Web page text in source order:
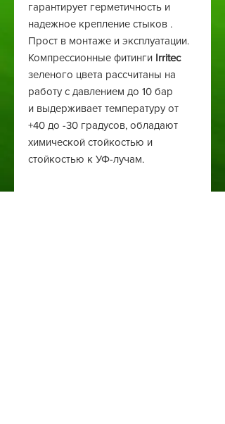
гарантирует герметичность и
надежное крепление стыков .
Прост в монтаже и эксплуатации.
Компрессионные фитинги Irritec
зеленого цвета рассчитаны на
работу с давлением до 10 бар
и выдерживает температуру от
+40 до -30 градусов, обладают
химической стойкостью и
стойкостью к УФ-лучам.